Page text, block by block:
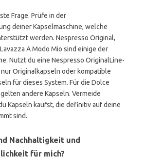
Frage. Prüfe in der
deiner Kapselmaschine, welche
werden. Nespresso Original,
A Modo Mio sind einige der
Nutzt du eine Nespresso OriginalLine-
Originalkapseln oder kompatible
für dieses System. Für die Dolce
andere Kapseln. Vermeide
Kapseln kaufst, die definitiv auf deine
sind.
Nachhaltigkeit und
für mich?